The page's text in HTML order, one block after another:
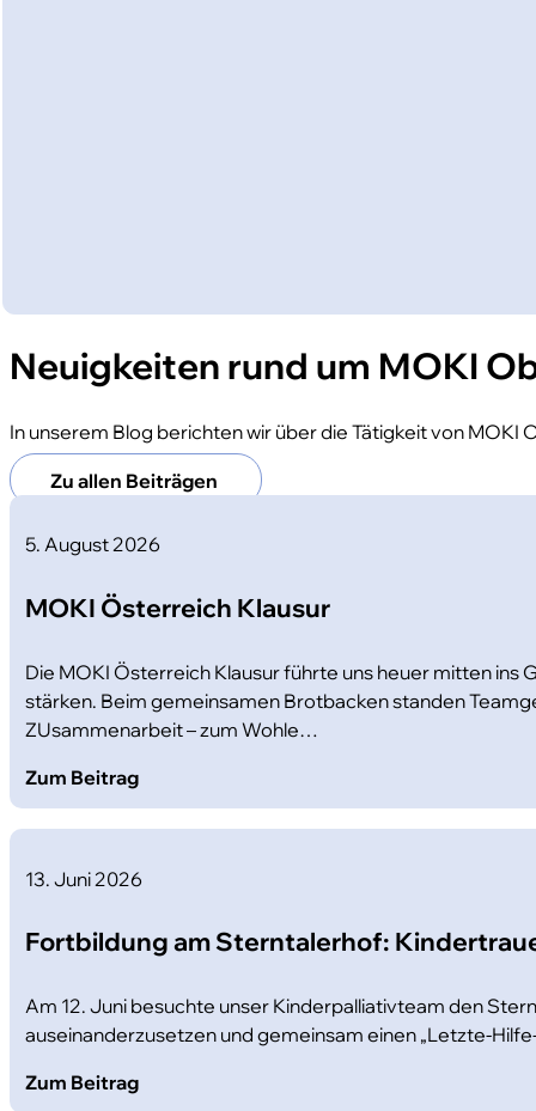
Neuigkeiten rund um MOKI
In unserem Blog berichten wir über die Tätigkeit von
Zu allen Beiträgen
5. August 2026
MOKI Österreich Klausur
Die MOKI Österreich Klausur führte uns heuer mitten
stärken. Beim gemeinsamen Brotbacken standen
ZUsammenarbeit – zum Wohle…
Zum Beitrag
13. Juni 2026
Fortbildung am Sterntalerhof:
Am 12. Juni besuchte unser Kinderpalliativteam den
auseinanderzusetzen und gemeinsam einen „Letzte-
Zum Beitrag